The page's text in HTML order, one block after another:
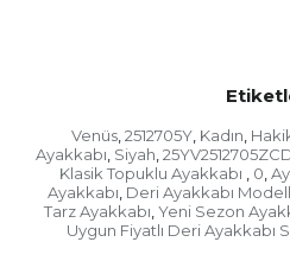
Venüs, 2512705Y, Kadın,
Ayakkabı, Siyah,
Klasik Topuklu Ayakkabı , 0,
Ayakkabı, Deri Ayakkabı
Tarz Ayakkabı, Yeni Sezon
Uygun Fiyatlı Deri Ayakkabı